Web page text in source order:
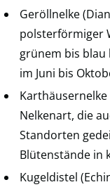
Geröllnelke
polsterförmiger
grünem bis blau
im Juni bis
Nelkenart, die
Standorten
Blütenstände in
Kugeldistel